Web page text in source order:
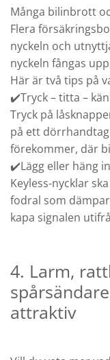
Många bilinbrott
Flera
nyckeln och
nyckeln fångas
Här är två tips på
✔️Tryck – titta –
Tryck på
på ett
förekommer, där
✔️Lägg eller häng
Keyless-nycklar
fodral som
kapa signalen
4. Larm,
attraktiv